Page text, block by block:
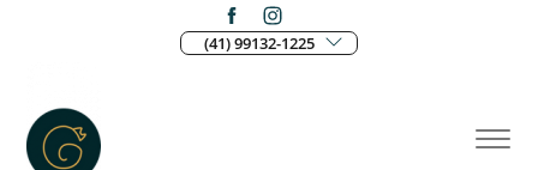
(41) 99132-1225